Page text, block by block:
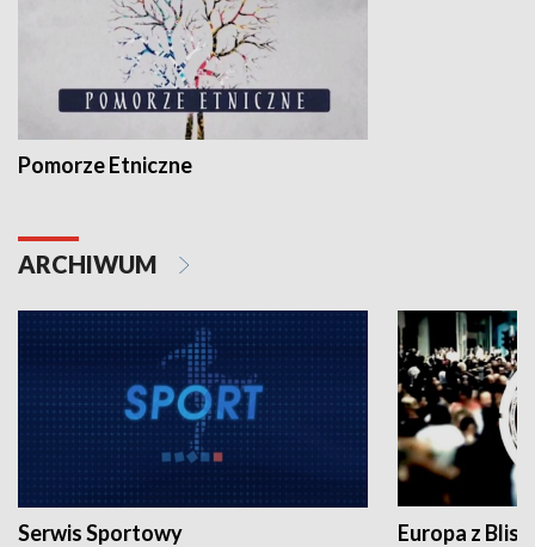
Pomorze Etniczne
ARCHIWUM
Serwis Sportowy Europa z